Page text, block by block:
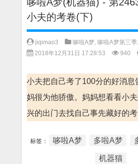
小夫的考卷(下)
jiqimao3 哆啦A梦, 哆啦A梦第三季,
2018年12月31日 17:28:53
940
小夫把自己考了100分的好消息
妈很为他骄傲。妈妈想看看小
兴的出门去找自己事先藏好的考
标签： 哆啦A梦 多啦A梦
机器猫